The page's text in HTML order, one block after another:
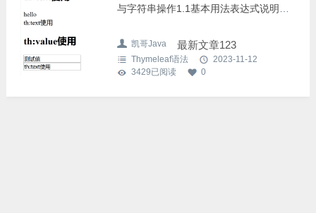
与字符串操作1.1基本用法表达式说明
个值放入到input标签的value中页面代
码：<!DOCTYPE html>
<html xmlns="http://www.w3.org/1999/
最新文章123
凯哥Java
Thymeleaf语法
2023-11-12
3429已阅读 0